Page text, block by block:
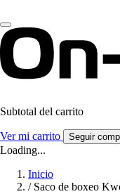
Subtotal del carrito
Ver mi carrito Seguir
Loading...
Inicio
/ Saco de boxeo